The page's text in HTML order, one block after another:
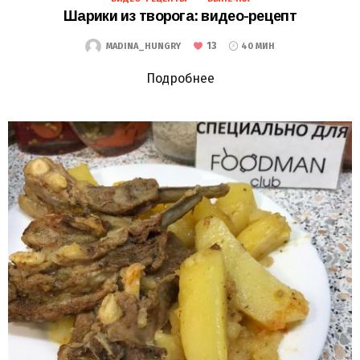
Шарики из творога: видео-рецепт
MADINA_HUNGRY 13 40 МИН
Подробнее